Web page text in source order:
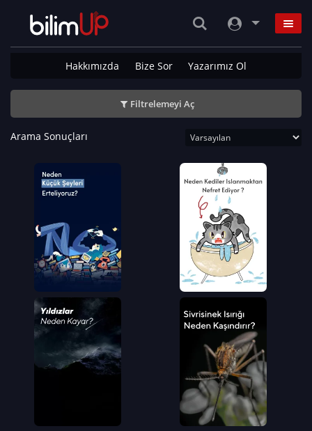
Hakkımızda Bize Sor Yazarımız Ol
Filtrelemeyi Aç
Arama Sonuçları